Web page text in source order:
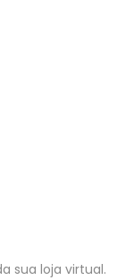
sua loja virtual.